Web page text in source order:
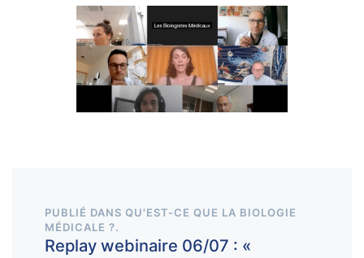
PUBLIÉ DANS QU'EST-CE QUE LA BIOLOGIE
MÉDICALE ?.
Replay webinaire 06/07 : «